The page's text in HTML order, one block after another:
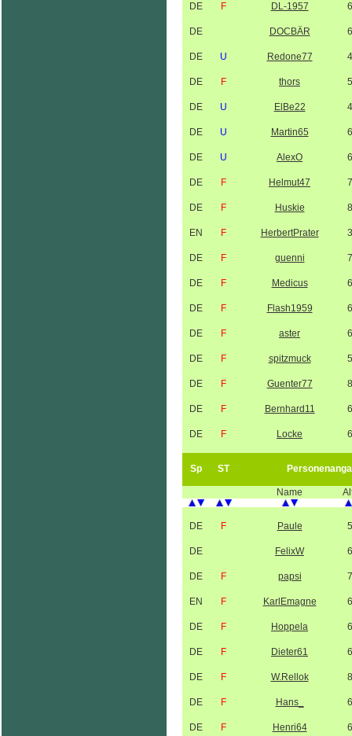
DE F DL-1957
DE DOCBÄR
DE U Redone77
DE F thors
DE U ElBe22
DE U Martin65
DE U AlexO
DE F Helmut47
DE F Huskie
EN F HerbertPrater
DE F guenni
DE F Medicus
DE F Flash1959
DE F aster
DE F spitzmuck
DE F Guenter77
DE F Bernhard11
DE F Locke
Sp ST
Name
DE F Paule
DE FelixW
DE F papsi
EN F KarlEmagne
DE F Hoppela
DE F Dieter61
DE F W.Rellok
DE F Hans_
DE F Henri64